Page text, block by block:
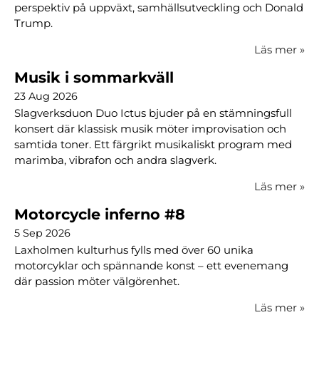
perspektiv på uppväxt, samhällsutveckling och Donald
Trump.
Läs mer »
Musik i sommarkväll
23 Aug 2026
Slagverksduon Duo Ictus bjuder på en stämningsfull
konsert där klassisk musik möter improvisation och
samtida toner. Ett färgrikt musikaliskt program med
marimba, vibrafon och andra slagverk.
Läs mer »
Motorcycle inferno #8
5 Sep 2026
Laxholmen kulturhus fylls med över 60 unika
motorcyklar och spännande konst – ett evenemang
där passion möter välgörenhet.
Läs mer »